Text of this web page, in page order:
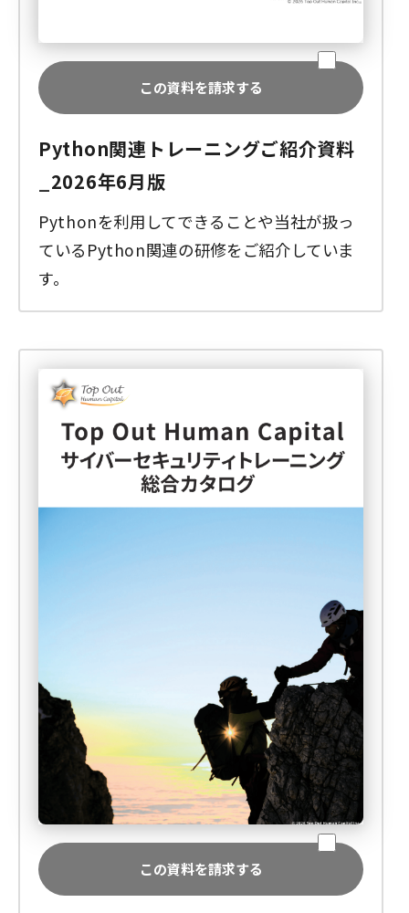
この資料を請求する
Python関連トレーニングご紹介資料
_2026年6月版
Pythonを利用してできることや当社が扱っ
ているPython関連の研修をご紹介していま
す。
この資料を請求する